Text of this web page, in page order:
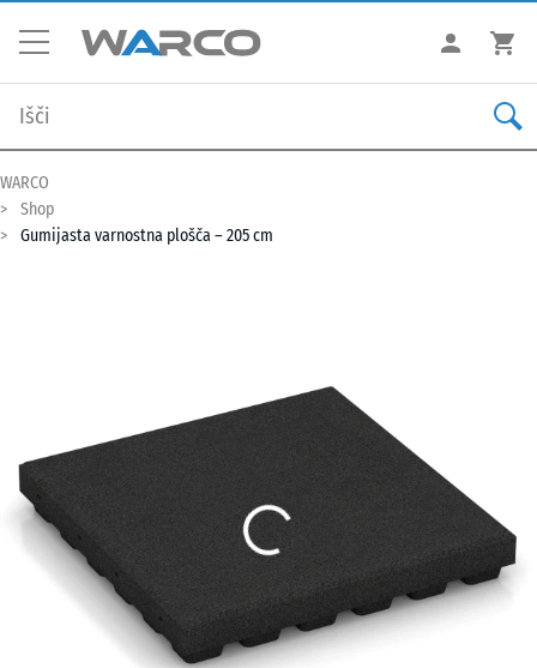
WARCO
Shop
Gumijasta varnostna plošča – 205 cm